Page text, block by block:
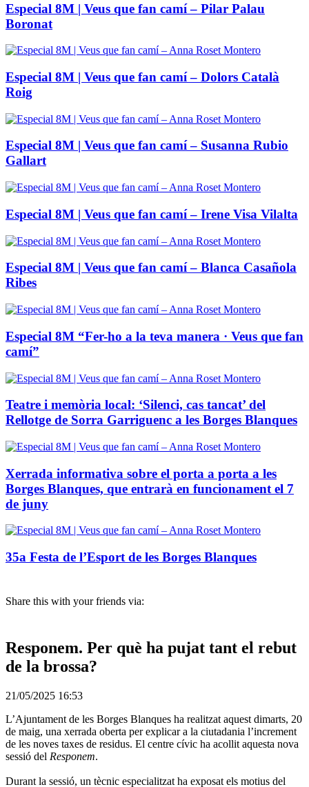
Especial 8M | Veus que fan camí – Pilar Palau
Boronat
Especial 8M | Veus que fan camí – Dolors Català
Roig
Especial 8M | Veus que fan camí – Susanna Rubio
Gallart
Especial 8M | Veus que fan camí – Irene Visa Vilalta
Especial 8M | Veus que fan camí – Blanca Casañola
Ribes
Especial 8M “Fer-ho a la teva manera · Veus que fan
camí”
Teatre i memòria local: ‘Silenci, cas tancat’ del
Rellotge de Sorra Garriguenc a les Borges Blanques
Xerrada informativa sobre el porta a porta a les
Borges Blanques, que entrarà en funcionament el 7
de juny
35a Festa de l’Esport de les Borges Blanques
Share this with your friends via:
Responem. Per què ha pujat tant el rebut
de la brossa?
21/05/2025 16:53
L’Ajuntament de les Borges Blanques ha realitzat aquest dimarts, 20
de maig, una xerrada oberta per explicar a la ciutadania l’increment
de les noves taxes de residus. El centre cívic ha acollit aquesta nova
sessió del Responem.
Durant la sessió, un tècnic especialitzat ha exposat els motius del